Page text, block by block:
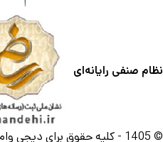
نظام صنفی رایانه‌ای
© 1405 - کلیه حقوق برای